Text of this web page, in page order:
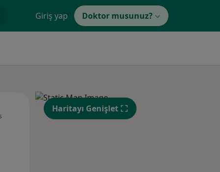
Giriş yap Doktor musunuz?
10 Ağustos
Sal,
11 Ağustos
Çar,
12 Ağustos
Haritayı Genişlet